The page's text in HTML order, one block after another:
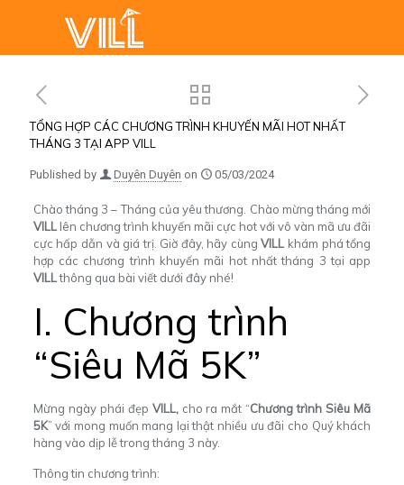
TỔNG HỢP CÁC CHƯƠNG TRÌNH KHUYẾN MÃI HOT NHẤT
THÁNG 3 TẠI APP VILL
Published by Duyên Duyên on 05/03/2024
Chào tháng 3 – Tháng của yêu thương. Chào mừng tháng mới
VILLlên chương trình khuyến mãi cực hot với vô vàn mã ưu đãi
cực hấp dẫn và giá trị. Giờ đây, hãy cùngVILL khám phá tổng
hợp các chương trình khuyến mãi hot nhất tháng 3 tại app
VILLthông qua bài viết dưới đây nhé!
I. Chương trình
“Siêu Mã 5K”
Mừng ngày phái đẹp VILL,cho ra mắt “Chương trình Siêu Mã
5K” với mong muốn mang lại thật nhiều ưu đãi cho Quý khách
hàng vào dịp lễ trong tháng 3 này.
Thông tin chương trình: